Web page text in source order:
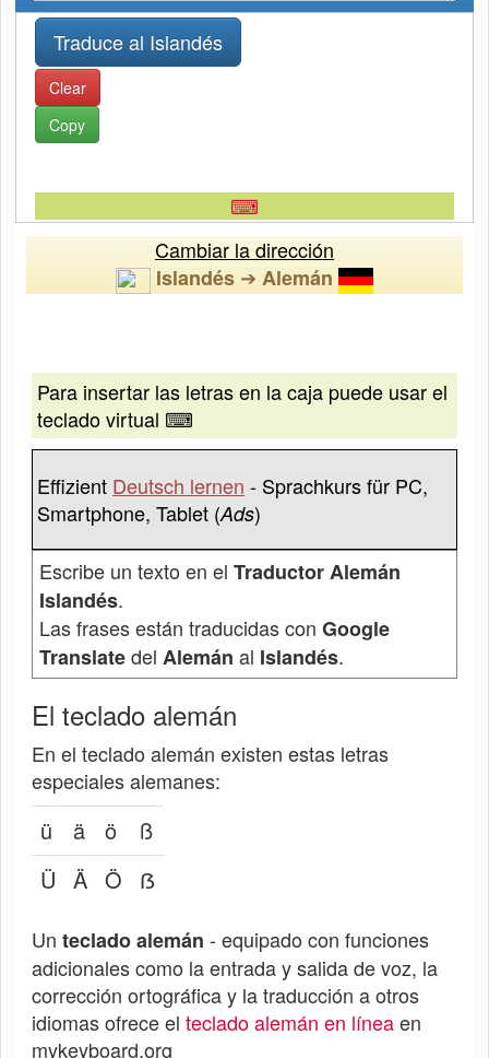
Clear
Copy
⌨
Cambiar la dirección
Islandés ➔ Alemán
Para insertar las letras en la caja puede usar el
teclado virtual ⌨
Effizient Deutsch lernen - Sprachkurs für PC,
Smartphone, Tablet (Ads)
Escribe un texto en el Traductor Alemán
Islandés.
Las frases están traducidas con Google
Translatedel Alemán al Islandés.
El teclado alemán
En el teclado alemán existen estas letras
especiales alemanes:
ü ä ö
ß
Ü Ä Ö ẞ
Un teclado alemán - equipado con funciones
adicionales como la entrada y salida de voz, la
corrección ortográfica y la traducción a otros
idiomas ofrece el teclado alemán en líneaen
mykeyboard.org